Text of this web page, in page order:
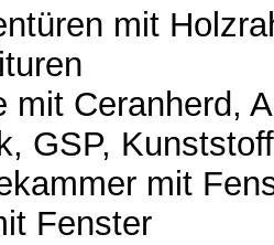
mit
mit Ceranherd,
GSP,
mit
Fenster